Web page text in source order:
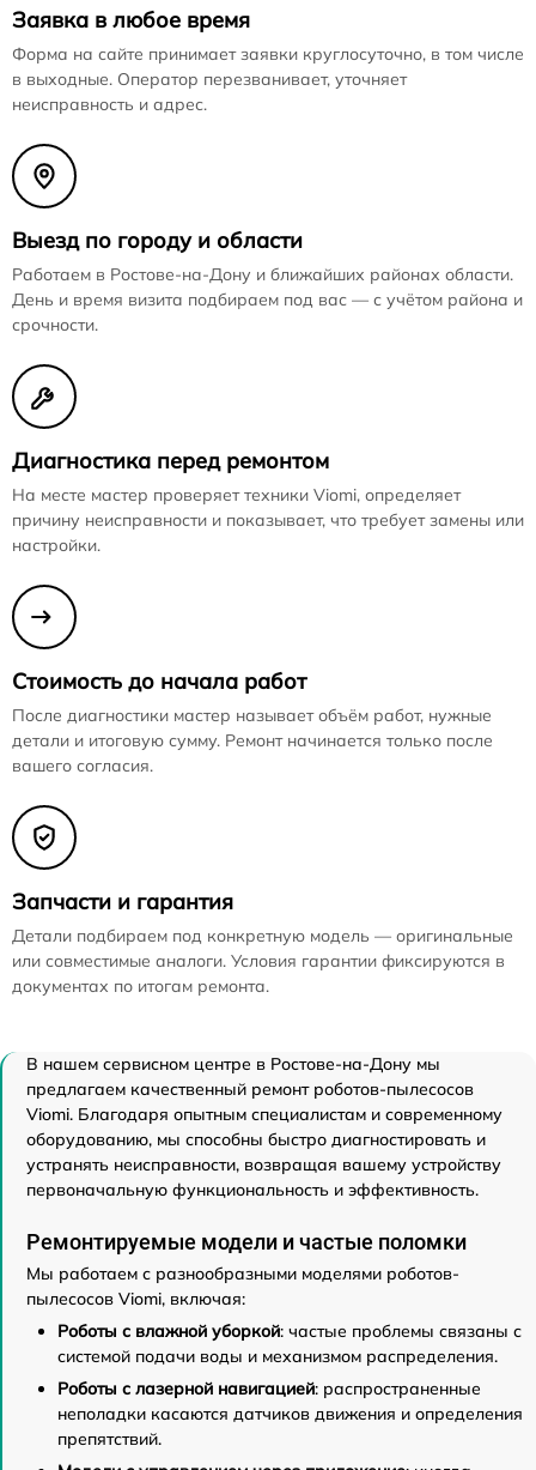
Заявка в любое время
Форма на сайте принимает заявки круглосуточно, в том числе
в выходные. Оператор перезванивает, уточняет
неисправность и адрес.
Выезд по городу и области
Работаем в Ростове-на-Дону и ближайших районах области.
День и время визита подбираем под вас — с учётом района и
срочности.
Диагностика перед ремонтом
На месте мастер проверяет техники Viomi, определяет
причину неисправности и показывает, что требует замены или
настройки.
Стоимость до начала работ
После диагностики мастер называет объём работ, нужные
детали и итоговую сумму. Ремонт начинается только после
вашего согласия.
Запчасти и гарантия
Детали подбираем под конкретную модель — оригинальные
или совместимые аналоги. Условия гарантии фиксируются в
документах по итогам ремонта.
В нашем сервисном центре в Ростове-на-Дону мы
предлагаем качественный ремонт роботов-пылесосов
Viomi. Благодаря опытным специалистам и современному
оборудованию, мы способны быстро диагностировать и
устранять неисправности, возвращая вашему устройству
первоначальную функциональность и эффективность.
Ремонтируемые модели и частые поломки
Мы работаем с разнообразными моделями роботов-
пылесосов Viomi, включая:
Роботы с влажной уборкой: частые проблемы связаны с
системой подачи воды и механизмом распределения.
Роботы с лазерной навигацией: распространенные
неполадки касаются датчиков движения и определения
препятствий.